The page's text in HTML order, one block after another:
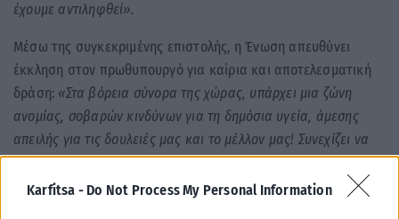
Karfitsa - Do Not Process My Personal Information
έχουμε αντιληφθεί».
Μέσω της συγκεκριμένης επιστολής, η Ένωση απευθύνει
έκκληση στον πρωθυπουργό για καίρια και αποτελεσματική
δράση: «Στα βόρεια σύνορα της χώρας, υπάρχει μια ζώνη
ανομίας, σοβαρών κινδύνων για τη δημόσια υγεία, άμεσης
απειλής για τις δουλειές μας και το μέλλον μας! Συνεχίζει να
ανθεί,ανεξέλεγκτη και ανενόχλητη, ειδικά όταν η χώρα μας, η
περιοχή μας, όλοι μας, δοκιμαζόμαστε και υποφέρουμε. Αν δεν